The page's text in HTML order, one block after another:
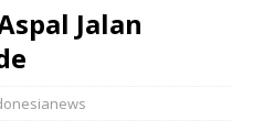
Jalan